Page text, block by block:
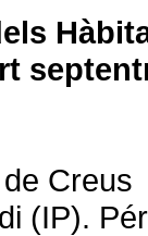
Creus
(IP).